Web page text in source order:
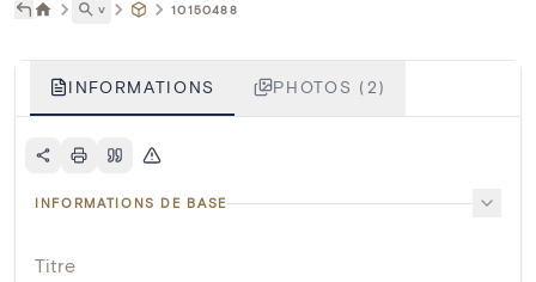
˅ 10150488
INFORMATIONS PHOTOS (2)
INFORMATIONS DE BASE
Titre